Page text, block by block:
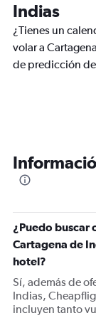
Indias
¿Tienes un
volar a
de predicción
¿Puedo buscar
Cartagena de
hotel?
Sí, además de
Indias,
incluyen tanto